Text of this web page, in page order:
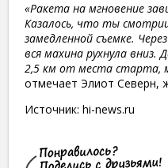
«Ракета на мгновение
Казалось, что ты
замедленной съемке.
вся махина рухнула вниз.
2,5 км от места старта,
отмечает Элиот Северн,
Источник: hi-news.ru